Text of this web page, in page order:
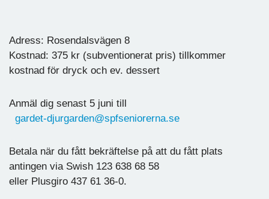
Adress: Rosendalsvägen 8
Kostnad: 375 kr (subventionerat pris) tillkommer
kostnad för dryck och ev. dessert
Anmäl dig senast 5 juni till
gardet-djurgarden@spfseniorerna.se
Betala när du fått bekräftelse på att du fått plats
antingen via Swish 123 638 68 58
eller Plusgiro 437 61 36-0.